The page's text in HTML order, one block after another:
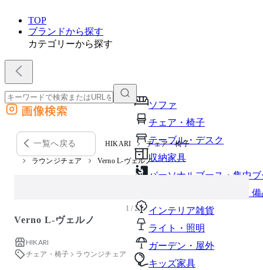
TOP
ブランドから探す
カテゴリーから探す
ソファ
チェア・椅子
テーブル・デスク
収納家具
パーソナルブース・集中
オフィスアクセサリー・
インテリア雑貨
ライト・照明
ガーデン・屋外
キッズ家具
外部サイトの商品をカートに追加
他のサイトで見つけた商品ページのURLを貼り付けて、カートに追加できます
画像検索
一覧へ戻る HIKARI チェア・椅子
ラウンジチェア Verno L-ヴェルノ
1 / 2
Verno L-ヴェルノ
HIKARI
チェア・椅子
ラウンジチェア